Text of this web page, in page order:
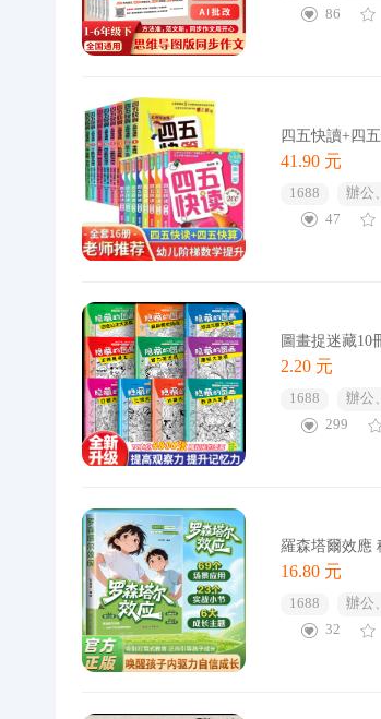
86
四五快讀+四
41.90 元
1688 辦公
47
圖畫捉迷藏10
2.20 元
1688 辦公
299
羅森塔爾效應
16.80 元
1688 辦公
32